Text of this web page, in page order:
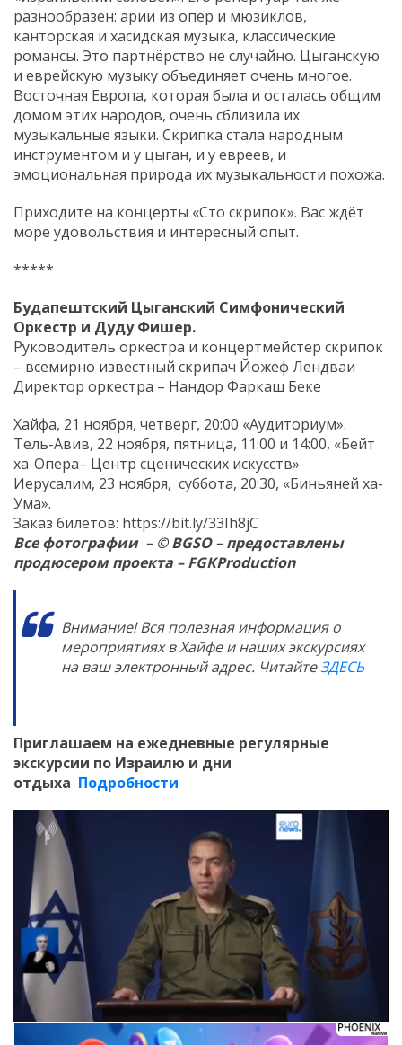
разнообразен: арии из опер и мюзиклов,
канторская и хасидская музыка, классические
романсы. Это партнёрство не случайно. Цыганскую
и еврейскую музыку объединяет очень многое.
Восточная Европа, которая была и осталась общим
домом этих народов, очень сблизила их
музыкальные языки. Скрипка стала народным
инструментом и у цыган, и у евреев, и
эмоциональная природа их музыкальности похожа.
Приходите на концерты «Сто скрипок». Вас ждёт
море удовольствия и интересный опыт.
*****
Будапештский Цыганский Симфонический
Оркестр и Дуду Фишер.
Руководитель оркестра и концертмейстер скрипок
– всемирно известный скрипач Йожеф Лендваи
Директор оркестра – Нандор Фаркаш Беке
Хайфа, 21 ноября, четверг, 20:00 «Аудиториум».
Тель-Авив, 22 ноября, пятница, 11:00 и 14:00, «Бейт
ха-Опера– Центр сценических искусств»
Иерусалим, 23 ноября, суббота, 20:30, «Биньяней ха-
Ума».
Заказ билетов: https://bit.ly/33Ih8jC
Все фотографии – ©BGSO– предоставлены
продюсером проекта –FGKProduction
Внимание! Вся полезная информация о
мероприятиях в Хайфе и наших экскурсиях
на ваш электронный адрес. ЧитайтеЗДЕСЬ
Приглашаем на ежедневные регулярные
экскурсии по Израилю и дни
отдыха Подробности